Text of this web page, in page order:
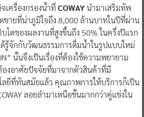
เครื่องกรองน้ำที่COWAYนำมาเสริมทัพ
ขายที่น่าภูมิใจถึง 8,000 ล้านบาทในปีที่ผ่าน
โตของผลงานที่สูงขึ้นถึง 50% ในครึ่งปีแรก
รู้จักกับวัฒนธรรมการดื่มน้ำในรูปแบบใหม่
นั้นจึงเป็นเรื่องที่ต้องใช้ความพยายาม
องอาศัยปัจจัยที่มาจากตัวสินค้าที่มี
ลยีที่ทันสมัยแล้ว คุณภาพการให้บริการก็เป็น
ลอยลำมาเหนือชั้นมากกว่าคู่แข่งใน